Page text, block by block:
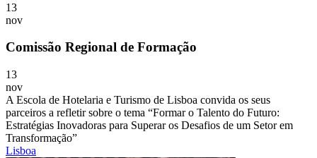
13
nov
Comissão Regional de Formação
13
nov
A Escola de Hotelaria e Turismo de Lisboa convida os seus
parceiros a refletir sobre o tema “Formar o Talento do Futuro:
Estratégias Inovadoras para Superar os Desafios de um Setor em
Transformação”
Lisboa